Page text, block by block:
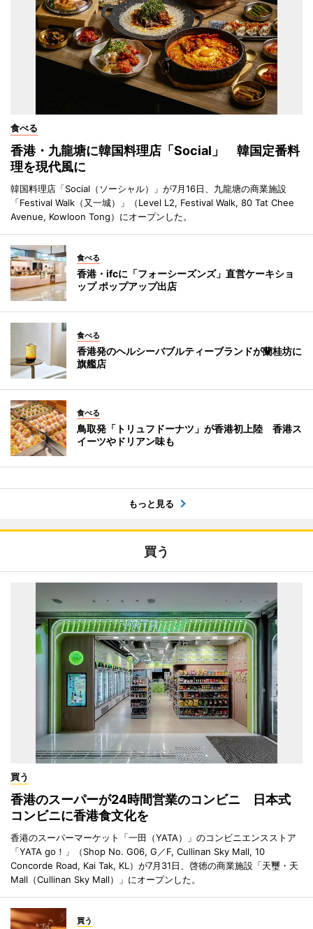
食べる
香港・九龍塘に韓国料理店「Social」 韓国定番料
理を現代風に
韓国料理店「Social（ソーシャル）」が7月16日、九龍塘の商業施設
「Festival Walk（又一城）」（Level L2, Festival Walk, 80 Tat Chee
Avenue, Kowloon Tong）にオープンした。
食べる
香港・ifcに「フォーシーズンズ」直営ケーキショ
ップ ポップアップ出店
食べる
香港発のヘルシーバブルティーブランドが蘭桂坊に
旗艦店
食べる
鳥取発「トリュフドーナツ」が香港初上陸 香港ス
イーツやドリアン味も
もっと見る
買う
買う
香港のスーパーが24時間営業のコンビニ 日本式
コンビニに香港食文化を
香港のスーパーマーケット「一田（YATA）」のコンビニエンスストア
「YATA go！」（Shop No. G06, G／F, Cullinan Sky Mall, 10
Concorde Road, Kai Tak, KL）が7月31日、啓徳の商業施設「天璽・天
Mall（Cullinan Sky Mall）」にオープンした。
買う